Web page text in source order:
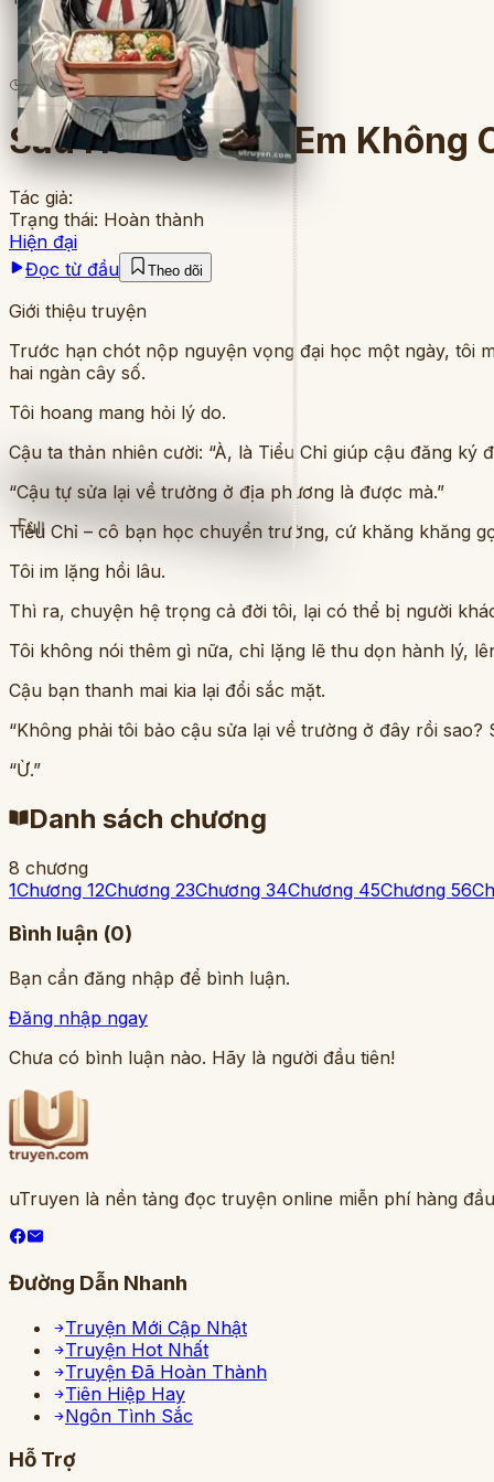
Full
4lượt đọc chương
Sau Hoàng Hôn, Em Không
Tác giả:
Trạng thái: Hoàn thành
Hiện đại
Đọc từ đầu
Theo dõi
Giới thiệu truyện
Trước hạn chót nộp nguyện vọng đại học một ngày, tôi
hai ngàn cây số.
Tôi hoang mang hỏi lý do.
Cậu ta thản nhiên cười: “À, là Tiểu Chỉ giúp cậu đăng ký
“Cậu tự sửa lại về trường ở địa phương là được mà.”
Tiểu Chỉ – cô bạn học chuyển trường, cứ khăng khăng
Tôi im lặng hồi lâu.
Thì ra, chuyện hệ trọng cả đời tôi, lại có thể bị người
Tôi không nói thêm gì nữa, chỉ lặng lẽ thu dọn hành lý,
Cậu bạn thanh mai kia lại đổi sắc mặt.
“Không phải tôi bảo cậu sửa lại về trường ở đây rồi sao?
“Ừ.”
Danh sách chương
8 chương
1Chương 12Chương 23Chương 34Chương 45Chương 56
Bình luận (0)
Bạn cần đăng nhập để bình luận.
Đăng nhập ngay
Chưa có bình luận nào. Hãy là người đầu tiên!
uTruyen là nền tảng đọc truyện online miễn phí hàng
Đường Dẫn Nhanh
Truyện Mới Cập Nhật
Truyện Hot Nhất
Truyện Đã Hoàn Thành
Tiên Hiệp Hay
Ngôn Tình Sắc
Hỗ Trợ